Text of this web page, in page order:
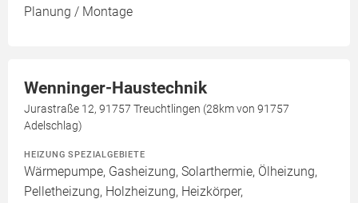
Planung / Montage
Wenninger-Haustechnik
Jurastraße 12, 91757 Treuchtlingen (28km von 91757
Adelschlag)
HEIZUNG SPEZIALGEBIETE
Wärmepumpe, Gasheizung, Solarthermie, Ölheizung,
Pelletheizung, Holzheizung, Heizkörper,